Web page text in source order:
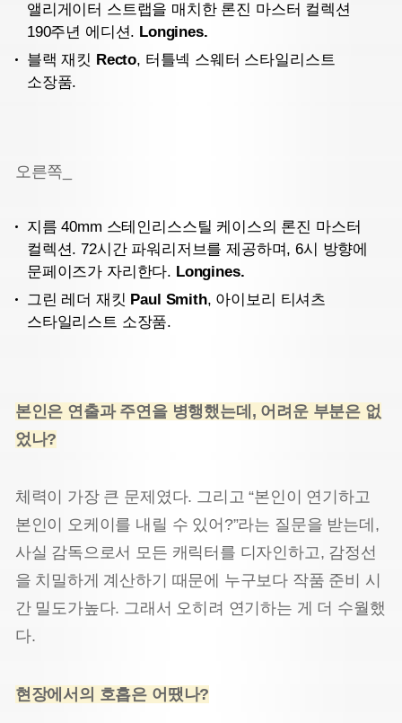
앨리게이터 스트랩을 매치한 론진 마스터 컬렉션
190주년 에디션. Longines.
블랙 재킷 Recto, 터틀넥 스웨터 스타일리스트
소장품.
오른쪽_
지름 40mm 스테인리스스틸 케이스의 론진 마스터
컬렉션. 72시간 파워리저브를 제공하며, 6시 방향에
문페이즈가 자리한다. Longines.
그린 레더 재킷 Paul Smith, 아이보리 티셔츠
스타일리스트 소장품.
본인은 연출과 주연을 병행했는데, 어려운 부분은 없
었나?
체력이 가장 큰 문제였다. 그리고 “본인이 연기하고
본인이 오케이를 내릴 수 있어?”라는 질문을 받는데,
사실 감독으로서 모든 캐릭터를 디자인하고, 감정선
을 치밀하게 계산하기 때문에 누구보다 작품 준비 시
간 밀도가높다. 그래서 오히려 연기하는 게 더 수월했
다.
현장에서의 호흡은 어땠나?